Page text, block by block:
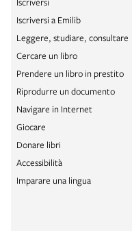
Iscriversi a Emilib
Leggere, studiare, consultare
Cercare un libro
Prendere un libro in prestito
Riprodurre un documento
Navigare in Internet
Giocare
Donare libri
Accessibilità
Imparare una lingua